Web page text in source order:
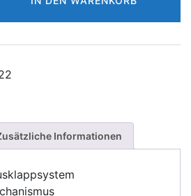
Informationen